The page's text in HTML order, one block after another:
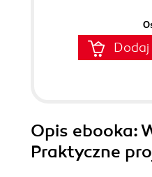
Opis ebooka:
Praktyczne